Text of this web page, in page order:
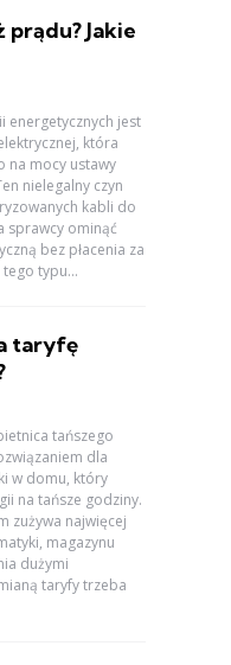
Jakie
jest
która
na mocy ustawy
nielegalny czyn
kabli do
sprawcy ominąć
bez płacenia za
typu...
taryfę
tańszego
dla
w domu, który
na tańsze godziny.
zużywa najwięcej
magazynu
dużymi
taryfy trzeba